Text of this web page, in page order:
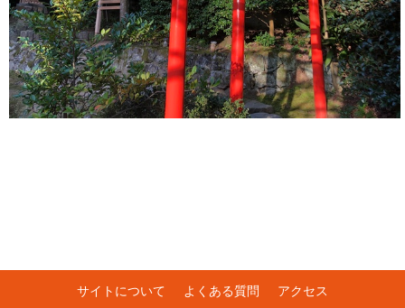
サイトについて よくある質問 アクセス